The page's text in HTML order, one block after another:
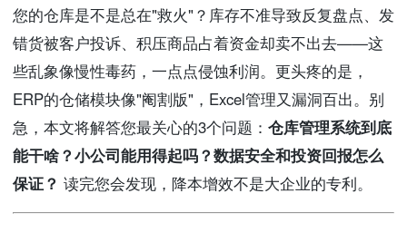
您的仓库是不是总在"救火"？库存不准导致反复盘点、发
错货被客户投诉、积压商品占着资金却卖不出去——这
些乱象像慢性毒药，一点点侵蚀利润。更头疼的是，
ERP的仓储模块像"阉割版"，Excel管理又漏洞百出。别
急，本文将解答您最关心的3个问题： 仓库管理系统到底
能干啥？小公司能用得起吗？数据安全和投资回报怎么
保证？ 读完您会发现，降本增效不是大企业的专利。